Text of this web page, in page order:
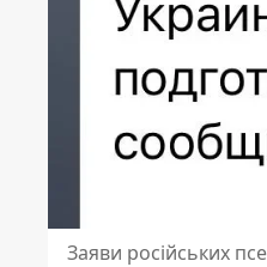
Заяви російських